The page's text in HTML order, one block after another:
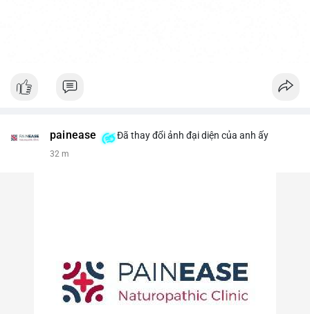
painease Đã thay đổi ảnh đại diện của anh ấy
32 m